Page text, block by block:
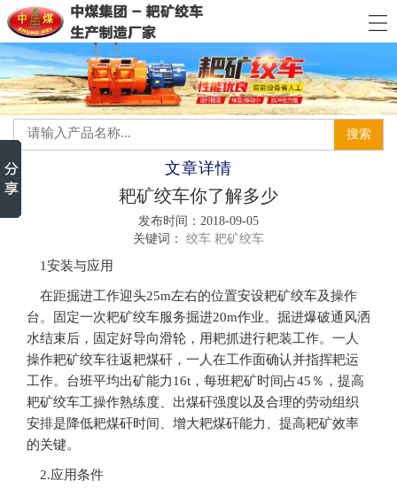
文章详情
耙矿绞车你了解多少
发布时间：2018-09-05
关键词： 绞车 耙矿绞车
1安装与应用
在距掘进工作迎头25m左右的位置安设耙矿绞车及操作
台。固定一次耙矿绞车服务掘进20m作业。掘进爆破通风洒
水结束后，固定好导向滑轮，用耙抓进行耙装工作。一人
操作耙矿绞车往返耙煤矸，一人在工作面确认并指挥耙运
工作。台班平均出矿能力16t，每班耙矿时间占45％，提高
耙矿绞车工操作熟练度、出煤矸强度以及合理的劳动组织
安排是降低耙煤矸时间、增大耙煤矸能力、提高耙矿效率
的关键。
2.应用条件